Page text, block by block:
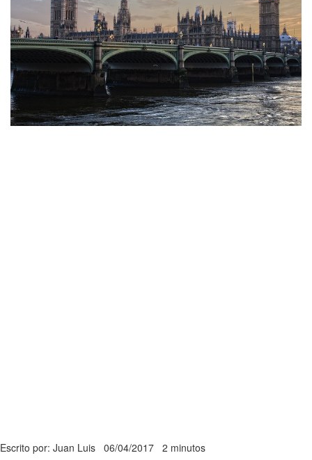
Escrito por: Juan Luis 06/04/2017 2 minutos